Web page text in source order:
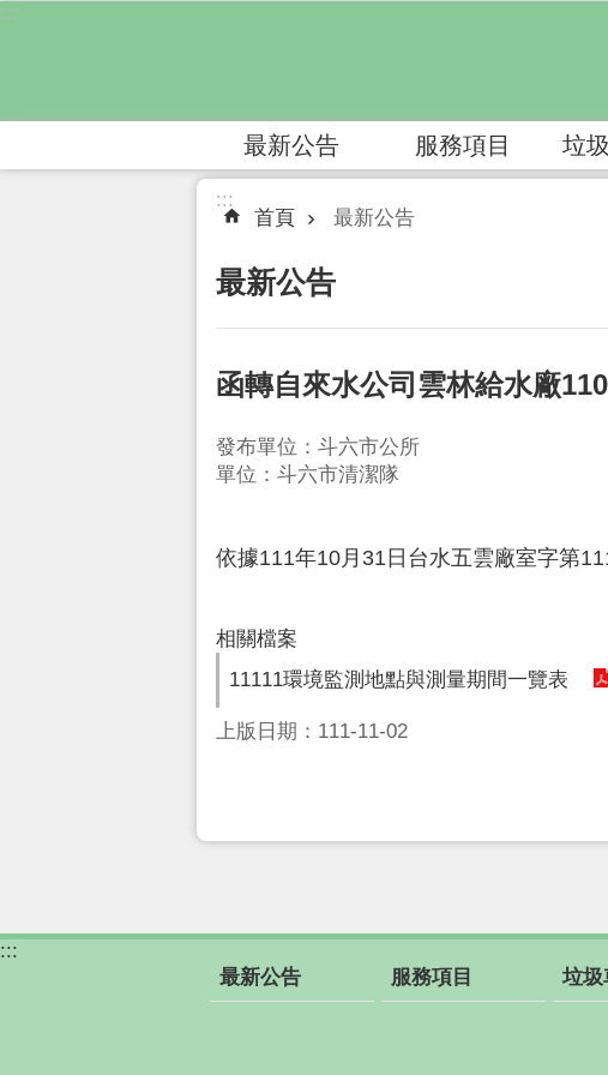
跳到主要內容區塊
:::
最新公告 服務項目 垃
:::
首頁 最新公告
最新公告
函轉自來水公司雲林給水廠
發布單位：斗六市公所
單位：斗六市清潔隊
依據111年10月31日台水五雲廠室字第
相關檔案
11111環境監測地點與測量期間一覽表
上版日期：111-11-02
:::
最新公告
服務項目 垃圾